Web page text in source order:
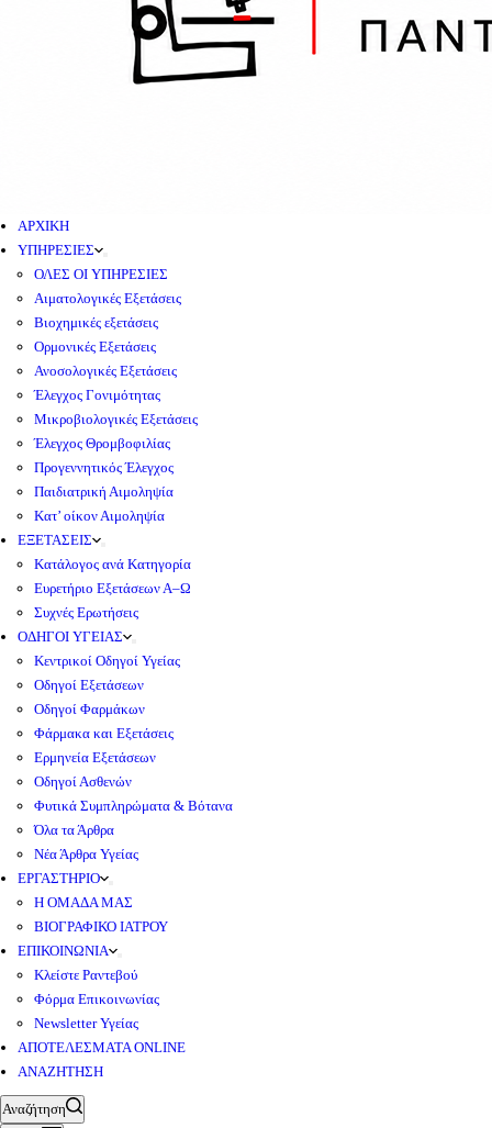
ΑΡΧΙΚΗ
ΥΠΗΡΕΣΙΕΣ
ΟΛΕΣ ΟΙ ΥΠΗΡΕΣΙΕΣ
Αιματολογικές Εξετάσεις
Βιοχημικές εξετάσεις
Ορμονικές Εξετάσεις
Ανοσολογικές Εξετάσεις
Έλεγχος Γονιμότητας
Μικροβιολογικές Εξετάσεις
Έλεγχος Θρομβοφιλίας
Προγεννητικός Έλεγχος
Παιδιατρική Αιμοληψία
Κατ’ οίκον Αιμοληψία
ΕΞΕΤΑΣΕΙΣ
Κατάλογος ανά Κατηγορία
Ευρετήριο Εξετάσεων Α–Ω
Συχνές Ερωτήσεις
ΟΔΗΓΟΙ ΥΓΕΙΑΣ
Κεντρικοί Οδηγοί Υγείας
Οδηγοί Εξετάσεων
Οδηγοί Φαρμάκων
Φάρμακα και Εξετάσεις
Ερμηνεία Εξετάσεων
Οδηγοί Ασθενών
Φυτικά Συμπληρώματα & Βότανα
Όλα τα Άρθρα
Νέα Άρθρα Υγείας
ΕΡΓΑΣΤΗΡΙΟ
Η ΟΜΑΔΑ ΜΑΣ
ΒΙΟΓΡΑΦΙΚΟ ΙΑΤΡΟΥ
ΕΠΙΚΟΙΝΩΝΙΑ
Κλείστε Ραντεβού
Φόρμα Επικοινωνίας
Newsletter Υγείας
ΑΠΟΤΕΛΕΣΜΑΤΑ ONLINE
ΑΝΑΖΗΤΗΣΗ
Αναζήτηση